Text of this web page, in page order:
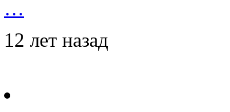
…
12 лет назад